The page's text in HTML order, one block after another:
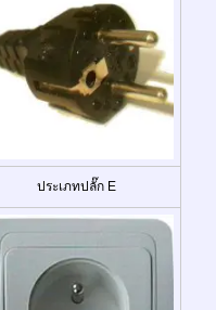
ประเภทปลั๊ก E